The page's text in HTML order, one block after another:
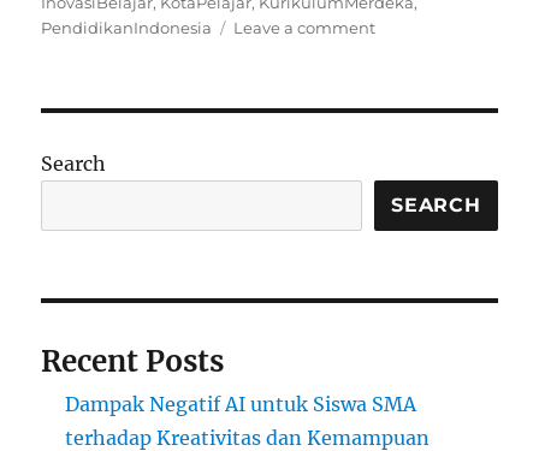
PendidikanIndonesia
Leave a commenton
Indonesia
2025
Search
SEARCH
Recent Posts
Dampak Negatif AI untuk Siswa SMA
terhadap Kreativitas dan Kemampuan